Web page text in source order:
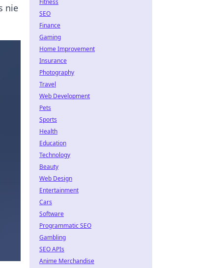
nie
Fitness
SEO
Finance
Gaming
Home Improvement
Insurance
Photography
Travel
Web Development
Pets
Sports
Health
Education
Technology
Beauty
Web Design
Entertainment
Cars
Software
Programmatic SEO
Gambling
SEO APIs
Anime Merchandise